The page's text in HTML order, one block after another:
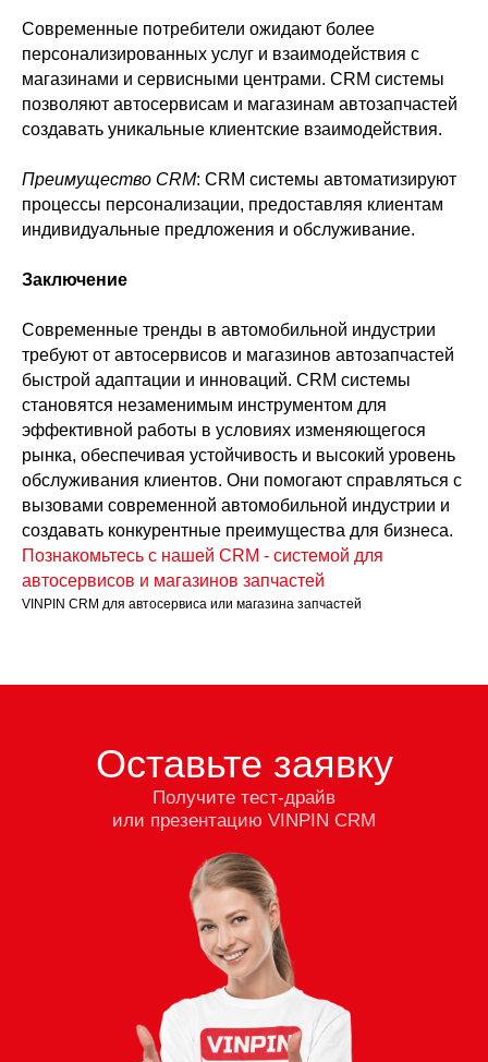
Современные потребители ожидают более
персонализированных услуг и взаимодействия с
магазинами и сервисными центрами. CRM системы
позволяют автосервисам и магазинам автозапчастей
создавать уникальные клиентские взаимодействия.
Преимущество CRM: CRM системы автоматизируют
процессы персонализации, предоставляя клиентам
индивидуальные предложения и обслуживание.
Заключение
Современные тренды в автомобильной индустрии
требуют от автосервисов и магазинов автозапчастей
быстрой адаптации и инноваций. CRM системы
становятся незаменимым инструментом для
эффективной работы в условиях изменяющегося
рынка, обеспечивая устойчивость и высокий уровень
обслуживания клиентов. Они помогают справляться с
вызовами современной автомобильной индустрии и
создавать конкурентные преимущества для бизнеса.
Познакомьтесь с нашей CRM - системой для
автосервисов и магазинов запчастей
VINPIN CRM для автосервиса или магазина запчастей
Оставьте заявку
Получите тест-драйв
или презентацию VINPIN CRM